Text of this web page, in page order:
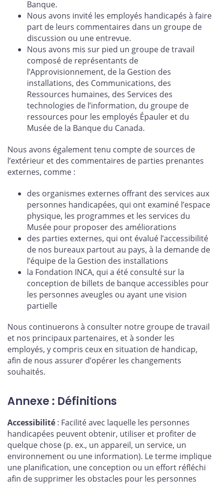
Banque.
Nous avons invité les employés handicapés à faire
part de leurs commentaires dans un groupe de
discussion ou une entrevue.
Nous avons mis sur pied un groupe de travail
composé de représentants de
l’Approvisionnement, de la Gestion des
installations, des Communications, des
Ressources humaines, des Services des
technologies de l’information, du groupe de
ressources pour les employés Épauler et du
Musée de la Banque du Canada.
Nous avons également tenu compte de sources de
l’extérieur et des commentaires de parties prenantes
externes, comme :
des organismes externes offrant des services aux
personnes handicapées, qui ont examiné l’espace
physique, les programmes et les services du
Musée pour proposer des améliorations
des parties externes, qui ont évalué l’accessibilité
de nos bureaux partout au pays, à la demande de
l’équipe de la Gestion des installations
la Fondation INCA, qui a été consulté sur la
conception de billets de banque accessibles pour
les personnes aveugles ou ayant une vision
partielle
Nous continuerons à consulter notre groupe de travail
et nos principaux partenaires, et à sonder les
employés, y compris ceux en situation de handicap,
afin de nous assurer d’opérer les changements
souhaités.
Annexe : Définitions
Accessibilité : Facilité avec laquelle les personnes
handicapées peuvent obtenir, utiliser et profiter de
quelque chose (p. ex., un appareil, un service, un
environnement ou une information). Le terme implique
une planification, une conception ou un effort réfléchi
afin de supprimer les obstacles pour les personnes